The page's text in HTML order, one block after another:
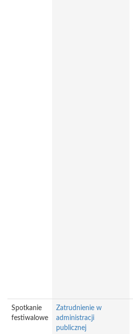
Spotkanie
festiwalowe
Zatrudnienie w
administracji
publicznej